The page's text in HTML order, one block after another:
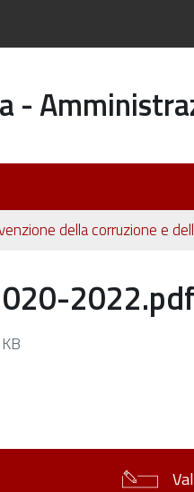
-
della corruzione e
2022.pdf